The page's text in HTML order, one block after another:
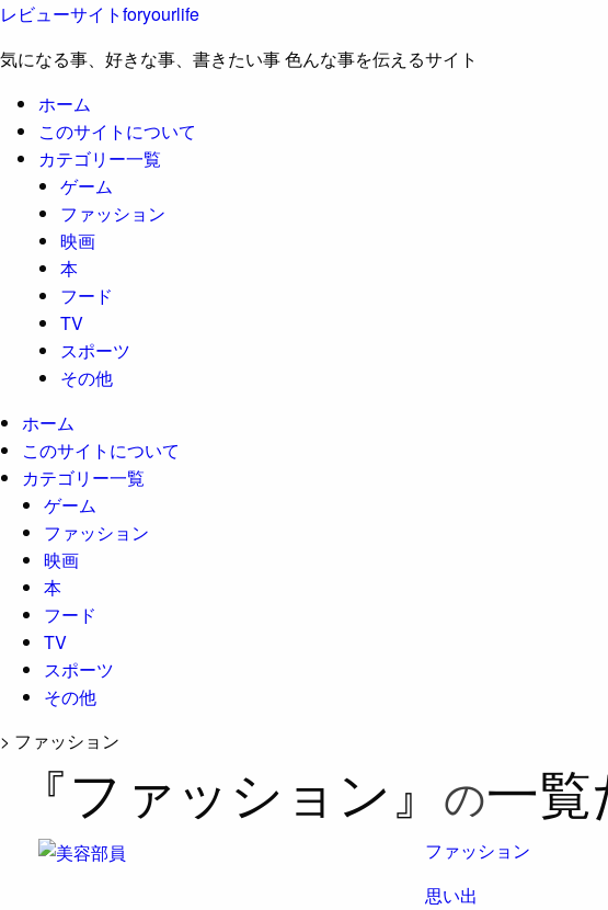
レビューサイトforyourlife
気になる事、好きな事、書きたい事 色んな事を伝えるサイト
ホーム
このサイトについて
カテゴリー一覧
ゲーム
ファッション
映画
本
フード
TV
スポーツ
その他
ホーム
このサイトについて
カテゴリー一覧
ゲーム
ファッション
映画
本
フード
TV
スポーツ
その他
> ファッション
『ファッション』 の一覧
ファッション
思い出